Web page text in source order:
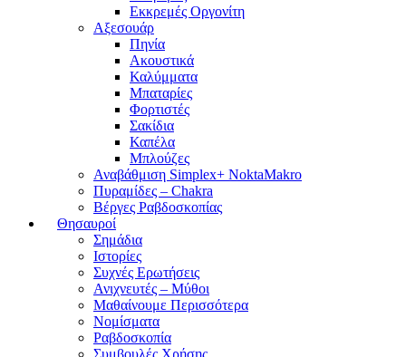
Εκκρεμές Οργονίτη
Αξεσουάρ
Πηνία
Ακουστικά
Καλύμματα
Μπαταρίες
Φορτιστές
Σακίδια
Καπέλα
Μπλούζες
Αναβάθμιση Simplex+ NoktaMakro
Πυραμίδες – Chakra
Βέργες Ραβδοσκοπίας
Θησαυροί
Σημάδια
Ιστορίες
Συχνές Ερωτήσεις
Ανιχνευτές – Μύθοι
Μαθαίνουμε Περισσότερα
Νομίσματα
Ραβδοσκοπία
Συμβουλές Χρήσης